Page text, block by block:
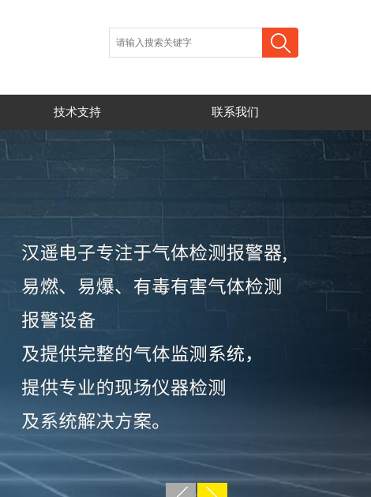
技术支持 联系我们